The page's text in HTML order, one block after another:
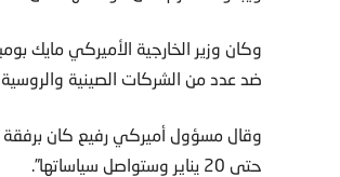
وكان وزير الخارجية الأميركي مايك
ضد عدد من الشركات الصينية والروسية
وقال مسؤول أميركي رفيع كان برفقة
حتى 20 يناير وستواصل سياساتها”.